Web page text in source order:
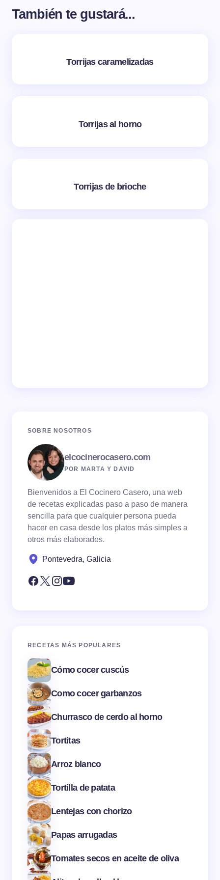
También te gustará...
Torrijas caramelizadas
Torrijas al horno
Torrijas de brioche
SOBRE NOSOTROS
elcocinerocasero.com
POR MARTA Y DAVID
Bienvenidos a El Cocinero Casero, una web
de recetas explicadas paso a paso de manera
sencilla para que cualquier persona pueda
hacer en casa desde los platos más simples a
otros más elaborados.
Pontevedra, Galicia
RECETAS MÁS POPULARES
Cómo cocer cuscús
Como cocer garbanzos
Churrasco de cerdo al horno
Tortitas
Arroz blanco
Tortilla de patata
Lentejas con chorizo
Papas arrugadas
Tomates secos en aceite de oliva